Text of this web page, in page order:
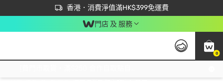
香港．消費淨值滿HK$399免運費
立即成為易賞錢會員盡享獨家優惠
首次APP下單買滿$450 輸入 NEWAPP 即減$50
門店 及 服務
0